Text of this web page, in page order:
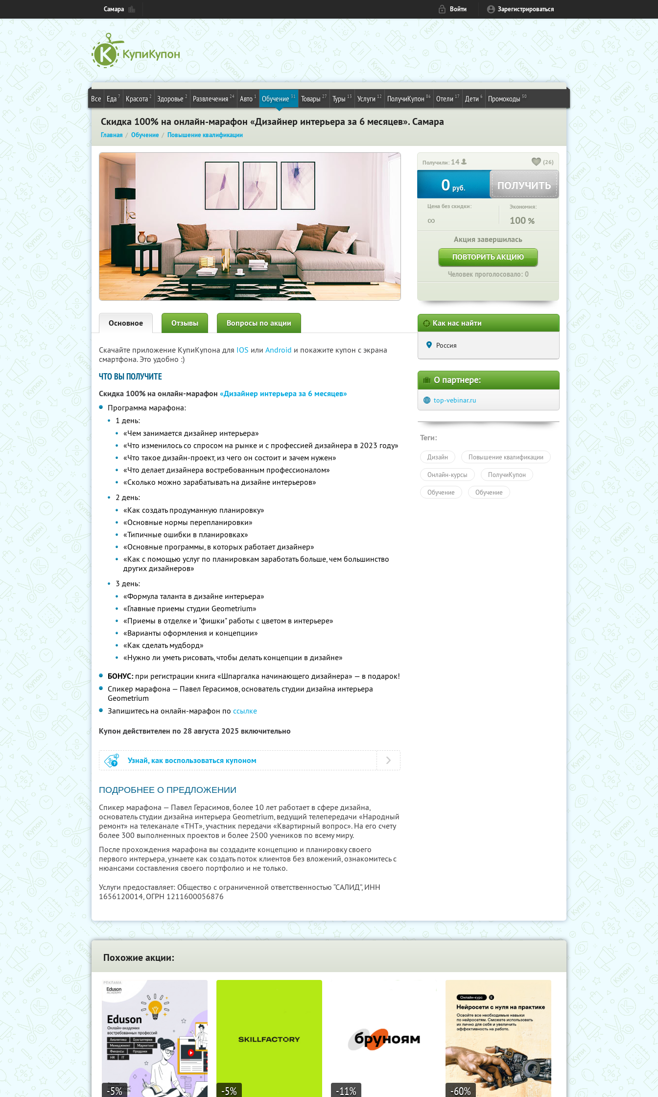
Самара Войти Зарегистрироваться
Все Еда 7 Красота 2 Здоровье 2 Развлечения 24 Авто 1 Обучение 31 Товары 27 Туры 13 Услуги 12 ПолучиКупон 86 Отели 17 Дети 6 Промокоды 50
Скидка 100% на онлайн-марафон «Дизайнер интерьера за 6 месяцев». Самара
Главная Обучение Повышение квалификации
Получили: 14 (26)
0 руб. ПОЛУЧИТЬ
Цена без скидки:
∞
Экономия:
100 %
Акция завершилась
ПОВТОРИТЬ АКЦИЮ
Человек проголосовало: 0
Основное Отзывы Вопросы по акции
Скачайте приложение КупиКупона для IOS или Android и покажите купон с экрана
смартфона. Это удобно :)
ЧТО ВЫ ПОЛУЧИТЕ
Скидка 100% на онлайн-марафон «Дизайнер интерьера за 6 месяцев»
Программа марафона:
1 день:
«Чем занимается дизайнер интерьера»
«Что изменилось со спросом на рынке и с профессией дизайнера в 2023 году»
«Что такое дизайн-проект, из чего он состоит и зачем нужен»
«Что делает дизайнера востребованным профессионалом»
«Сколько можно зарабатывать на дизайне интерьеров»
2 день:
«Как создать продуманную планировку»
«Основные нормы перепланировки»
«Типичные ошибки в планировках»
«Основные программы, в которых работает дизайнер»
«Как с помощью услуг по планировкам заработать больше, чем большинство
других дизайнеров»
3 день:
«Формула таланта в дизайне интерьера»
«Главные приемы студии Geometrium»
«Приемы в отделке и "фишки" работы с цветом в интерьере»
«Варианты оформления и концепции»
«Как сделать мудборд»
«Нужно ли уметь рисовать, чтобы делать концепции в дизайне»
БОНУС: при регистрации книга «Шпаргалка начинающего дизайнера» — в подарок!
Спикер марафона — Павел Герасимов, основатель студии дизайна интерьера
Geometrium
Запишитесь на онлайн-марафон по ссылке
Купон действителен по 28 августа 2025 включительно
Узнай, как воспользоваться купоном
ПОДРОБНЕЕ О ПРЕДЛОЖЕНИИ
Спикер марафона — Павел Герасимов, более 10 лет работает в сфере дизайна,
основатель студии дизайна интерьера Geometrium, ведущий телепередачи «Народный
ремонт» на телеканале «ТНТ», участник передачи «Квартирный вопрос». На его счету
более 300 выполненных проектов и более 2500 учеников по всему миру.
После прохождения марафона вы создадите концепцию и планировку своего
первого интерьера, узнаете как создать поток клиентов без вложений, ознакомитесь с
нюансами составления своего портфолио и не только.
Услуги предоставляет: Общество с ограниченной ответственностью “САЛИД”, ИНН
1656120014, ОГРН 1211600056876
Как нас найти
Россия
О партнере:
top-vebinar.ru
Теги:
Дизайн Повышение квалификации
Онлайн-курсы ПолучиКупон
Обучение Обучение
Похожие акции:
-5% -5% -11% -60%